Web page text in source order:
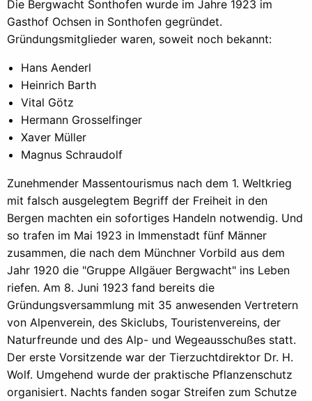
Die Bergwacht Sonthofen wurde im Jahre 1923 im
Gasthof Ochsen in Sonthofen gegründet.
Gründungsmitglieder waren, soweit noch bekannt:
Hans Aenderl
Heinrich Barth
Vital Götz
Hermann Grosselfinger
Xaver Müller
Magnus Schraudolf
Zunehmender Massentourismus nach dem 1. Weltkrieg
mit falsch ausgelegtem Begriff der Freiheit in den
Bergen machten ein sofortiges Handeln notwendig. Und
so trafen im Mai 1923 in Immenstadt fünf Männer
zusammen, die nach dem Münchner Vorbild aus dem
Jahr 1920 die "Gruppe Allgäuer Bergwacht" ins Leben
riefen. Am 8. Juni 1923 fand bereits die
Gründungsversammlung mit 35 anwesenden Vertretern
von Alpenverein, des Skiclubs, Touristenvereins, der
Naturfreunde und des Alp- und Wegeausschußes statt.
Der erste Vorsitzende war der Tierzuchtdirektor Dr. H.
Wolf. Umgehend wurde der praktische Pflanzenschutz
organisiert. Nachts fanden sogar Streifen zum Schutze